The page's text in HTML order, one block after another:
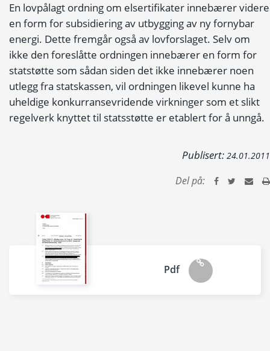
En lovpålagt ordning om elsertifikater innebærer videre
en form for subsidiering av utbygging av ny fornybar
energi. Dette fremgår også av lovforslaget. Selv om
ikke den foreslåtte ordningen innebærer en form for
statstøtte som sådan siden det ikke innebærer noen
utlegg fra statskassen, vil ordningen likevel kunne ha
uheldige konkurransevridende virkninger som et slikt
regelverk knyttet til statsstøtte er etablert for å unngå.
Publisert: 24.01.2011
Del på:
Pdf